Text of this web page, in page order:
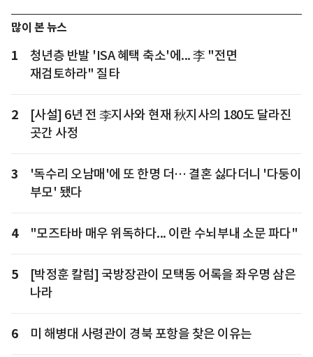
많이 본 뉴스
1
청년층 반발 'ISA 혜택 축소'에... 李 "전면
재검토하라" 질타
2
[사설] 6년 전 李지사와 현재 秋지사의 180도 달라진
곳간 사정
3
'독수리 오남매'에 또 한명 더… 결혼 싫다더니 '다둥이
부모' 됐다
4 "모즈타바 매우 위독하다... 이란 수뇌부내 소문 파다"
5
[박정훈 칼럼] 국방장관이 모택동 어록을 좌우명 삼은
나라
6 미 해병대 사령관이 경북 포항을 찾은 이유는